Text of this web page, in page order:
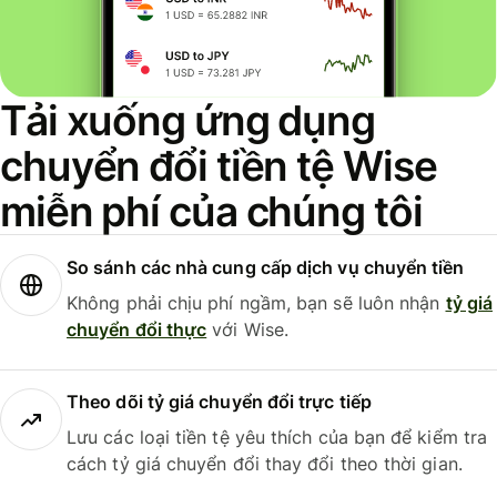
Tải xuống ứng dụng
chuyển đổi tiền tệ Wise
miễn phí của chúng tôi
So sánh các nhà cung cấp dịch vụ chuyển tiền
Không phải chịu phí ngầm, bạn sẽ luôn nhận tỷ giá
chuyển đổi thực với Wise.
Theo dõi tỷ giá chuyển đổi trực tiếp
Lưu các loại tiền tệ yêu thích của bạn để kiểm tra
cách tỷ giá chuyển đổi thay đổi theo thời gian.